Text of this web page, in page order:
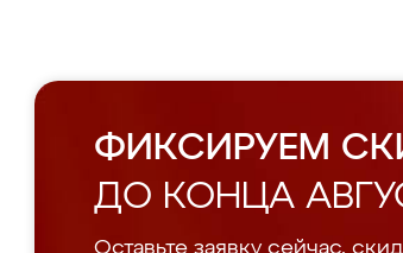
ФИКСИРУЕМ
ДО КОНЦА
Оставьте заявку сейчас,